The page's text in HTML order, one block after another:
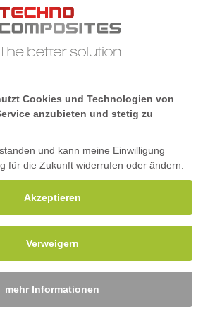
sorgen als
Cookies und Technologien von
anzubieten und stetig zu
und kann meine Einwilligung
für die Zukunft widerrufen oder ändern.
Akzeptieren
Verweigern
mehr Informationen